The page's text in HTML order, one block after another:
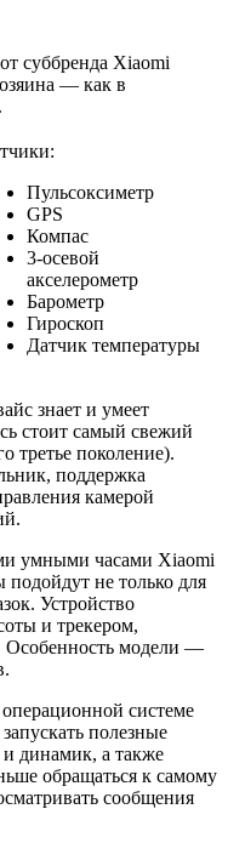
суббренда Xiaomi
— как в
Пульсоксиметр
GPS
Компас
3-осевой
акселерометр
Барометр
Гироскоп
Датчик температуры
знает и умеет
стоит самый свежий
третье поколение).
поддержка
камерой
умными часами Xiaomi
подойдут не только для
Устройство
и трекером,
модели —
системе
полезные
динамик, а также
обращаться к самому
сообщения